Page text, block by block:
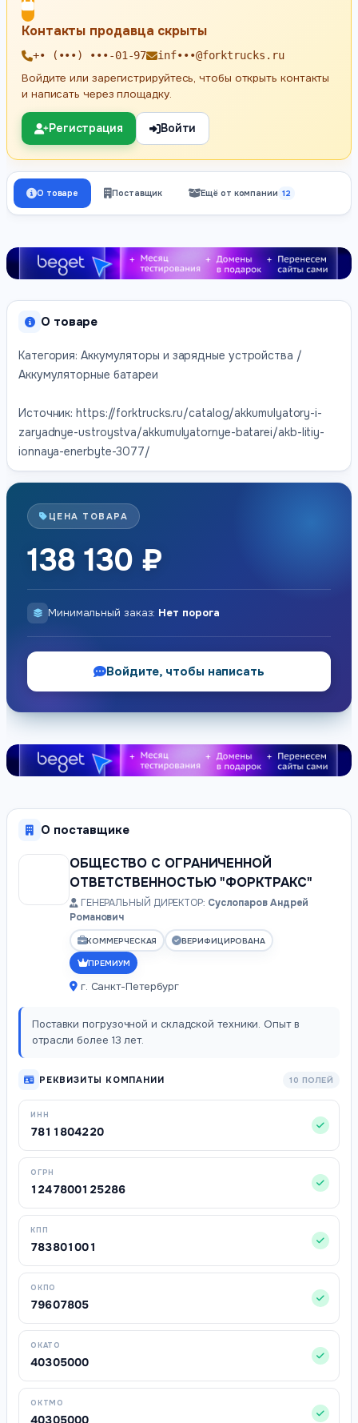
Контакты продавца скрыты
+• (•••) •••-01-97 inf•••@forktrucks.ru
Войдите или зарегистрируйтесь, чтобы открыть контакты
и написать через площадку.
Регистрация Войти
О товаре Поставщик Ещё от компании 12
О товаре
Категория: Аккумуляторы и зарядные устройства /
Аккумуляторные батареи
Источник: https://forktrucks.ru/catalog/akkumulyatory-i-
zaryadnye-ustroystva/akkumulyatornye-batarei/akb-litiy-
ionnaya-enerbyte-3077/
ЦЕНА ТОВАРА
138 130 ₽
Минимальный заказ: Нет порога
Войдите, чтобы написать
О поставщике
ОБЩЕСТВО С ОГРАНИЧЕННОЙ
ОТВЕТСТВЕННОСТЬЮ "ФОРКТРАКС"
ГЕНЕРАЛЬНЫЙ ДИРЕКТОР: Суслопаров Андрей
Романович
КОММЕРЧЕСКАЯ ВЕРИФИЦИРОВАНА
ПРЕМИУМ
г. Санкт-Петербург
Поставки погрузочной и складской техники. Опыт в
отрасли более 13 лет.
РЕКВИЗИТЫ КОМПАНИИ 10 ПОЛЕЙ
ИНН
7811804220
ОГРН
1247800125286
КПП
783801001
ОКПО
79607805
ОКАТО
40305000
ОКТМО
40305000